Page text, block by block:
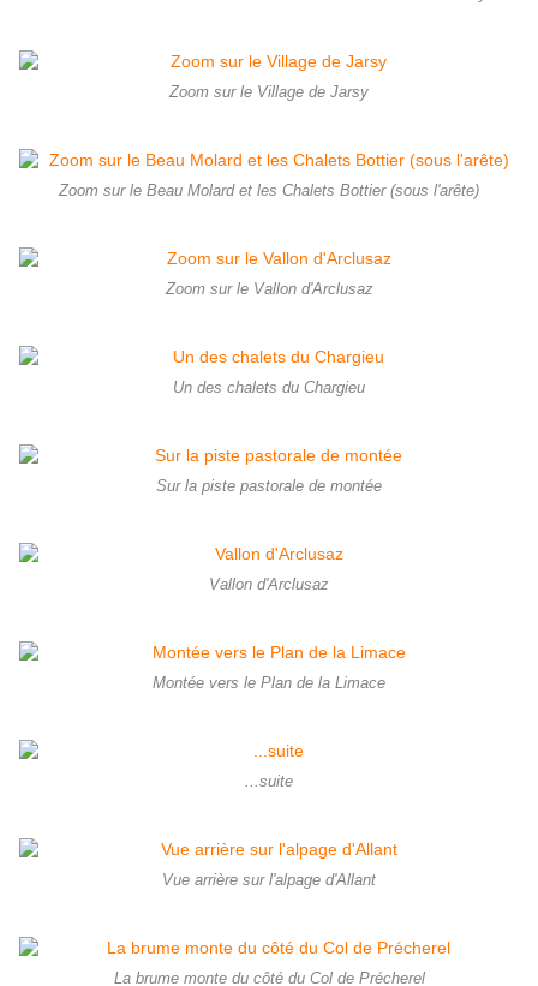
Zoom sur le Village de Jarsy
Zoom sur le Beau Molard et les Chalets Bottier (sous l'arête)
Zoom sur le Vallon d'Arclusaz
Un des chalets du Chargieu
Sur la piste pastorale de montée
Vallon d'Arclusaz
Montée vers le Plan de la Limace
...suite
Vue arrière sur l'alpage d'Allant
La brume monte du côté du Col de Précherel